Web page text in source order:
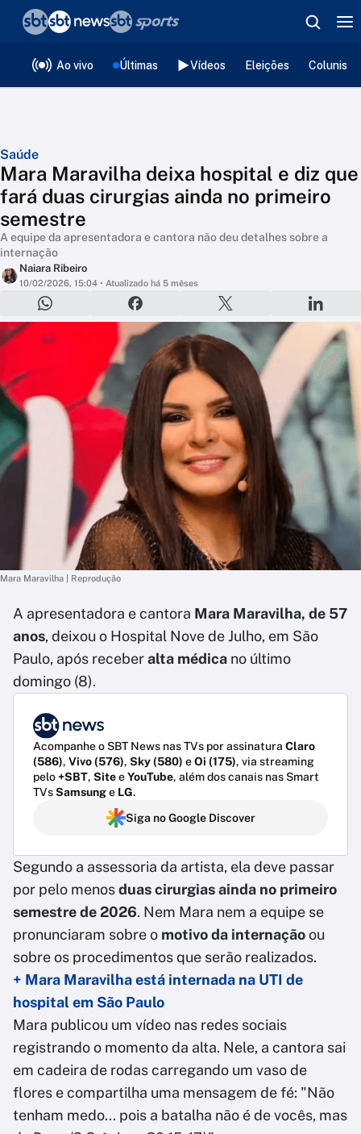
Ao vivo Últimas Vídeos Eleições
Saúde
Mara Maravilha deixa hospital e diz que
fará duas cirurgias ainda no primeiro
semestre
A equipe da apresentadora e cantora não deu detalhes sobre a
internação
Naiara Ribeiro
10/02/2026, 15:04 • Atualizado há 5 mêses
Mara Maravilha | Reprodução
A apresentadora e cantora Mara Maravilha, de 57
anos, deixou o Hospital Nove de Julho, em São
Paulo, após receberalta médica no último
domingo (8).
Acompanhe o SBT News nas TVs por assinatura Claro
(586), Vivo (576), Sky (580) eOi (175), via streaming
pelo+SBT, SiteeYouTube, além dos canais nas Smart
TVsSamsunge LG.
Siga no Google Discover
Segundo a assessoria da artista, ela deve passar
por pelo menosduas cirurgias ainda no primeiro
semestre de 2026. Nem Mara nem a equipe se
pronunciaram sobre o motivo da internaçãoou
sobre os procedimentos que serão realizados.
+ Mara Maravilha está internada na UTI de
hospital em São Paulo
Mara publicou um vídeo nas redes sociais
registrando o momento da alta. Nele, a cantora sai
em cadeira de rodas carregando um vaso de
flores e compartilha uma mensagem de fé: "Não
tenham medo... pois a batalha não é de vocês, mas
❮voltar
Editorias